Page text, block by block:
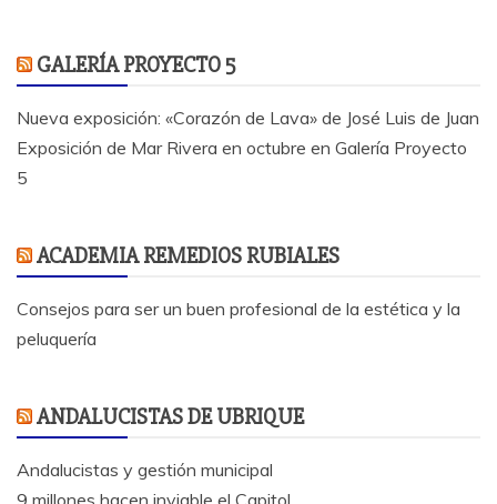
GALERÍA PROYECTO 5
Nueva exposición: «Corazón de Lava» de José Luis de Juan
Exposición de Mar Rivera en octubre en Galería Proyecto
5
ACADEMIA REMEDIOS RUBIALES
Consejos para ser un buen profesional de la estética y la
peluquería
ANDALUCISTAS DE UBRIQUE
Andalucistas y gestión municipal